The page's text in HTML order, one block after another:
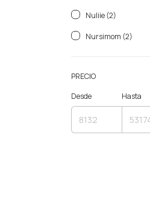
Nuliie (2)
Nursimom (2)
PRECIO
Desde
Hasta